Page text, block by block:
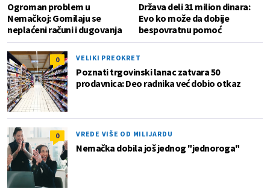
Ogroman problem u
Nemačkoj: Gomilaju se
neplaćeni računi i dugovanja
Država deli 31 milion dinara:
Evo ko može da dobije
bespovratnu pomoć
0 VELIKI PREOKRET
Poznati trgovinski lanac zatvara 50
prodavnica: Deo radnika već dobio otkaz
0 VREDE VIŠE OD MILIJARDU
Nemačka dobila još jednog "jednoroga"